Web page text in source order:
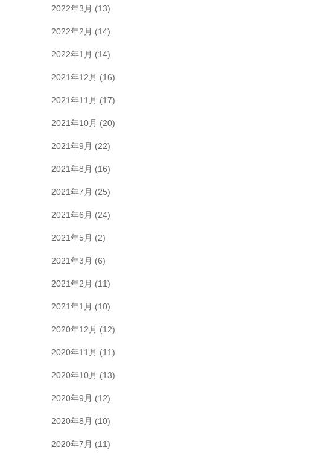
2022年3月 (13)
2022年2月 (14)
2022年1月 (14)
2021年12月 (16)
2021年11月 (17)
2021年10月 (20)
2021年9月 (22)
2021年8月 (16)
2021年7月 (25)
2021年6月 (24)
2021年5月 (2)
2021年3月 (6)
2021年2月 (11)
2021年1月 (10)
2020年12月 (12)
2020年11月 (11)
2020年10月 (13)
2020年9月 (12)
2020年8月 (10)
2020年7月 (11)